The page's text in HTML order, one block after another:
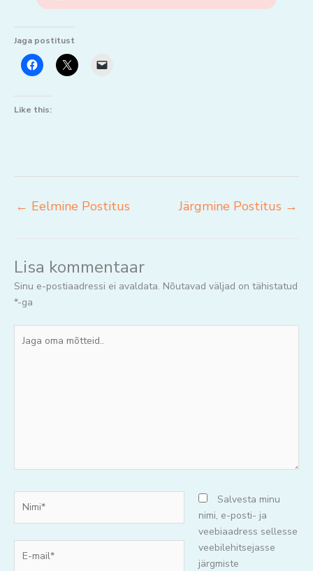
Jaga postitust
Like this:
← Eelmine Postitus Järgmine Postitus →
Lisa kommentaar
Sinu e-postiaadressi ei avaldata. Nõutavad väljad on tähistatud
*-ga
oma
mail*
Salvesta minu
nimi, e-posti- ja
veebiaadress sellesse
veebilehitsejasse
järgmiste